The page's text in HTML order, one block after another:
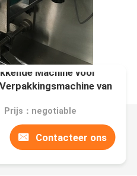
Machine voor
van
Prijs：negotiable
Contacteer ons